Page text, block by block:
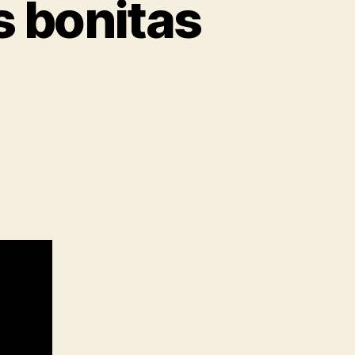
bonitas